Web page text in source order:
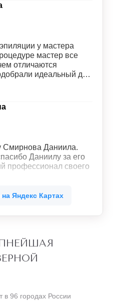
у мастера
мастер все
отличаются
идеальный для
проходят без
всегда
данную клинику.
Смирнова Даниила.
Даниилу за его
профессионал своего
массажа
Яндекс Картах
96 городах России